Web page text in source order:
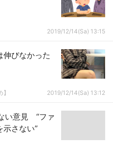
2019/12/14(Sa) 13:15
伸びなかった
2019/12/14(Sa) 13:12
い意見 “ファ
示さない”